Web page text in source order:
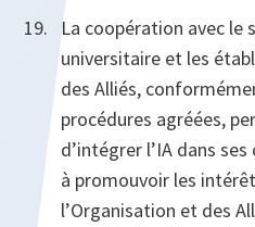
La coopération avec le
universitaire et les
des Alliés,
procédures agréées,
d’intégrer l’IA dans
à promouvoir les
l’Organisation et des